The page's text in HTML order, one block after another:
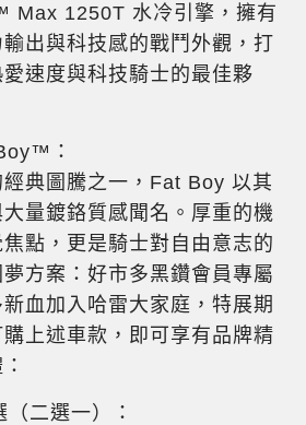
Max 1250T 水冷引擎，擁有
出與科技感的戰鬥外觀，打
速度與科技騎士的最佳夥
：
典圖騰之一，Fat Boy 以其
量鍍鉻質感聞名。厚重的機
點，更是騎士對自由意志的
方案：好市多黑鑽會員專屬
血加入哈雷大家庭，特展期
上述車款，即可享有品牌精
二選一）：